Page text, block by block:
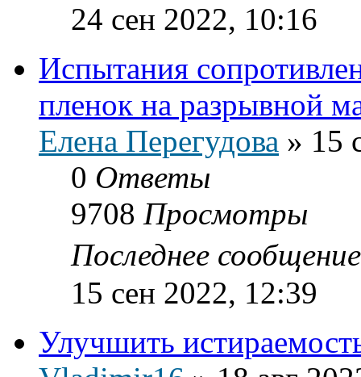
24 сен 2022, 10:16
Испытания
пленок на разрывной
Елена Перегудова » 15
0 Ответы
9708 Просмотры
Последнее
15 сен 2022, 12:39
Улучшить